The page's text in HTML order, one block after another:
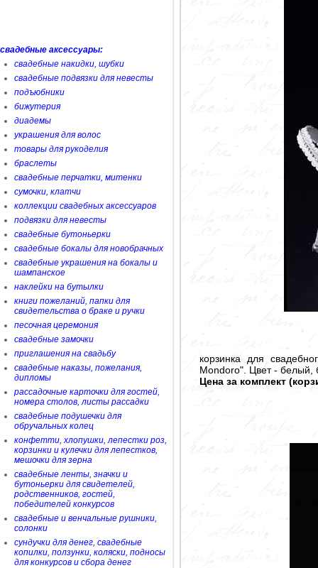
свадебные аксессуары:
свадебные накидки, шубки
свадебные подвязки для невесты
подъюбники
бижутерия
диадемы
украшения для волос
товары для рукоделия
браслеты
свадебные перчатки, митенки
сумочки, клатчи
коллекции свадебных аксессуаров
подвязки для невесты
свадебные бутоньерки
свадебные бокалы для новобрачных
свадебные украшения на бокалы и
шампанское
наклейки на бутылки
книги пожеланий, папки для
свидетельства о браке и ручки
песочная церемония
свадебные замочки
приглашения на свадьбу
свадебные наказы, пожелания,
дипломы
рассадочные карточки для гостей,
номера столов, листы рассадки
свадебные подушечки для
обручальных колец
конфетти, хлопушки, лепестки роз,
корзинки и кулечки для лепестков,
мешочки для зерна
свадебные ленты, значки и
бутоньерки для свидетелей,
родственников, гостей,
победителей конкурсов
свадебные и венчальные рушники,
солонки
сундучки для денег, свадебные
копилки, ползунки, коляски, подносы
для конкурсов и сбора денег
корзинка для
Mondoro". Цвет - белый,
Цена за комплект